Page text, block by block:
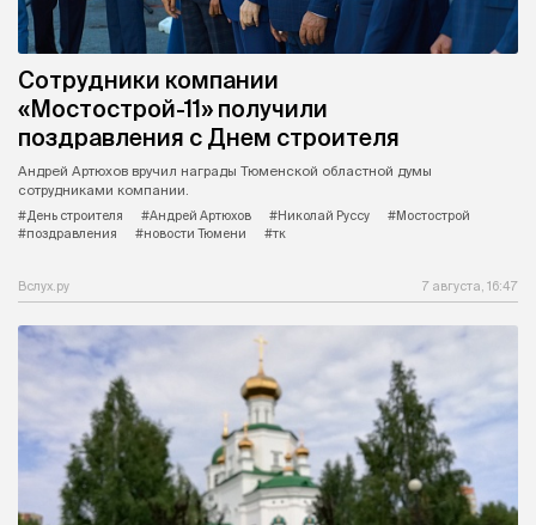
Сотрудники компании
«Мостострой-11» получили
поздравления с Днем строителя
Андрей Артюхов вручил награды Тюменской областной думы
сотрудниками компании.
#День строителя
#Андрей Артюхов #Николай Руссу
#Мостострой
#поздравления
#новости Тюмени #тк
Вслух.ру 7 августа, 16:47